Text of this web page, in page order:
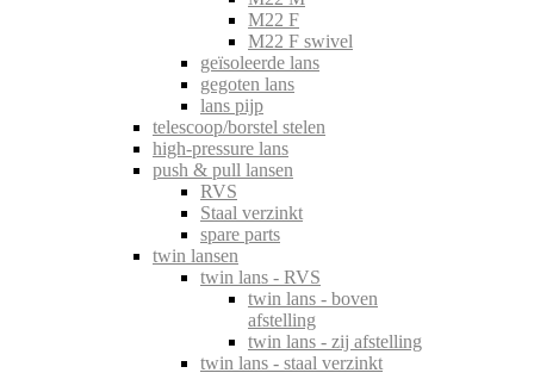
M22 F
M22 F swivel
geïsoleerde lans
gegoten lans
lans pijp
telescoop/borstel stelen
high-pressure lans
push & pull lansen
RVS
Staal verzinkt
spare parts
twin lansen
twin lans - RVS
twin lans - boven
afstelling
twin lans - zij afstelling
twin lans - staal verzinkt